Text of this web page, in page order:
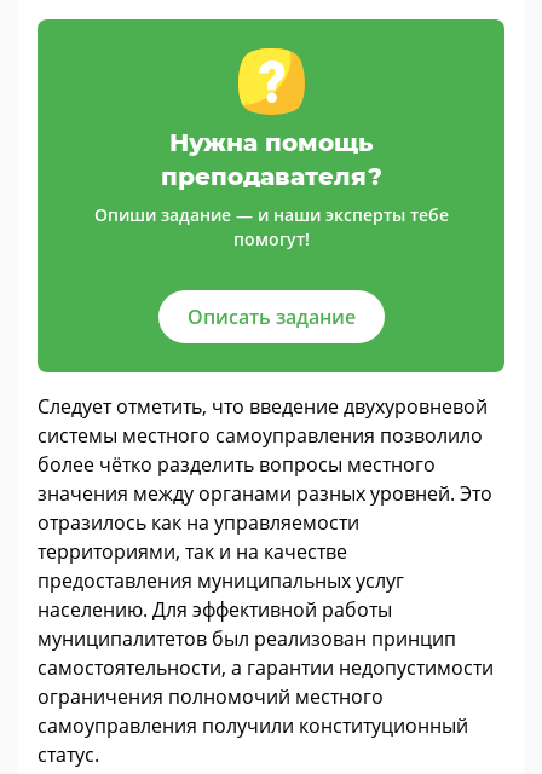
Нужна помощь
преподавателя?
Опиши задание — и наши эксперты тебе
помогут!
Описать задание
Следует отметить, что введение двухуровневой
системы местного самоуправления позволило
более чётко разделить вопросы местного
значения между органами разных уровней. Это
отразилось как на управляемости
территориями, так и на качестве
предоставления муниципальных услуг
населению. Для эффективной работы
муниципалитетов был реализован принцип
самостоятельности, а гарантии недопустимости
ограничения полномочий местного
самоуправления получили конституционный
статус.